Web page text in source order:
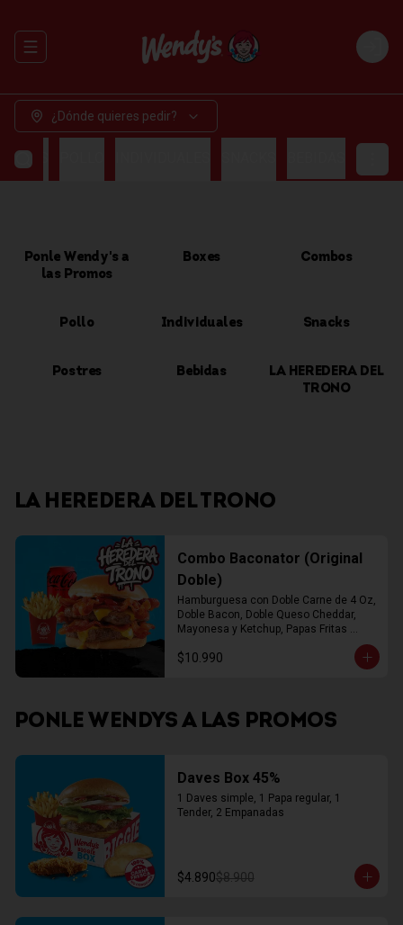
Abrir menu de navegación Login
¿Dónde quieres pedir?
Ponle Wendy's a
las Promos
Boxes Combos
Pollo Individuales Snacks
Postres Bebidas
LA HEREDERA DEL
TRONO
LA HEREDERA DEL TRONO
Combo Baconator (Original
Doble)
Hamburguesa con Doble Carne de 4 Oz,
Doble Bacon, Doble Queso Cheddar,
Mayonesa y Ketchup, Papas Fritas
$10.990
PONLE WENDYS A LAS PROMOS
Daves Box 45%
1 Daves simple, 1 Papa regular, 1
Tender, 2 Empanadas
$4.890$8.900